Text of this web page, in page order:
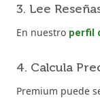
3. Lee
En nuestro perfil
4. Calcula
Premium puede